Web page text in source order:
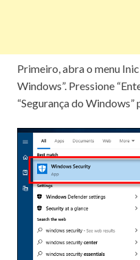
Primeiro, abra o menu
Windows”. Pressione
“Segurança do Windows”